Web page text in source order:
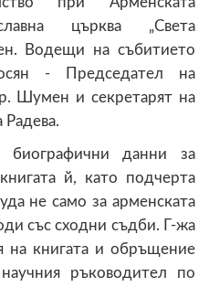
църква „Света
Водещи на събитието
- Председател на
Шумен и секретарят на
биографични данни за
й, като подчерта
не само за арменската
със сходни съдби. Г-жа
на книгата и обръщение
ръководител по